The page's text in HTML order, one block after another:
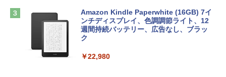
Apple 2026 MacBook Air M5チップ搭載
13インチノートブック：AIとApple Intell
igence、13.6インチLiquid Retinaディ
スプレイ、16GBユニファイドメモリ、51
レームカメラ、日本語キーボード、Touc
ows11、10/mac対応|PC2台
￥39,582
Robloxギフトカード - 2,000 Robux 【限
ClaudeCode いちばんやさしい 教科書:
方 マニュアル AI副業にもコンテンツ作成
Amazon Kindle Paperwhite (16GB) 7イ
ンチディスプレイ、色調調節ライト、12
週間持続バッテリー、広告なし、ブラッ
ク
￥22,980